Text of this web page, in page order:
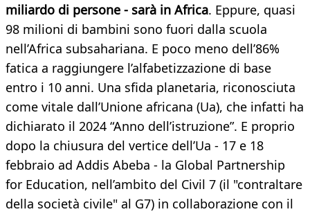
miliardo di persone - sarà in Africa. Eppure, quasi
98 milioni di bambini sono fuori dalla scuola
nell’Africa subsahariana. E poco meno dell’86%
fatica a raggiungere l’alfabetizzazione di base
entro i 10 anni. Una sfida planetaria, riconosciuta
come vitale dall’Unione africana (Ua), che infatti ha
dichiarato il 2024 “Anno dell’istruzione”. E proprio
dopo la chiusura del vertice dell’Ua - 17 e 18
febbraio ad Addis Abeba - la Global Partnership
for Education, nell’ambito del Civil 7 (il "contraltare
della società civile" al G7) in collaborazione con il